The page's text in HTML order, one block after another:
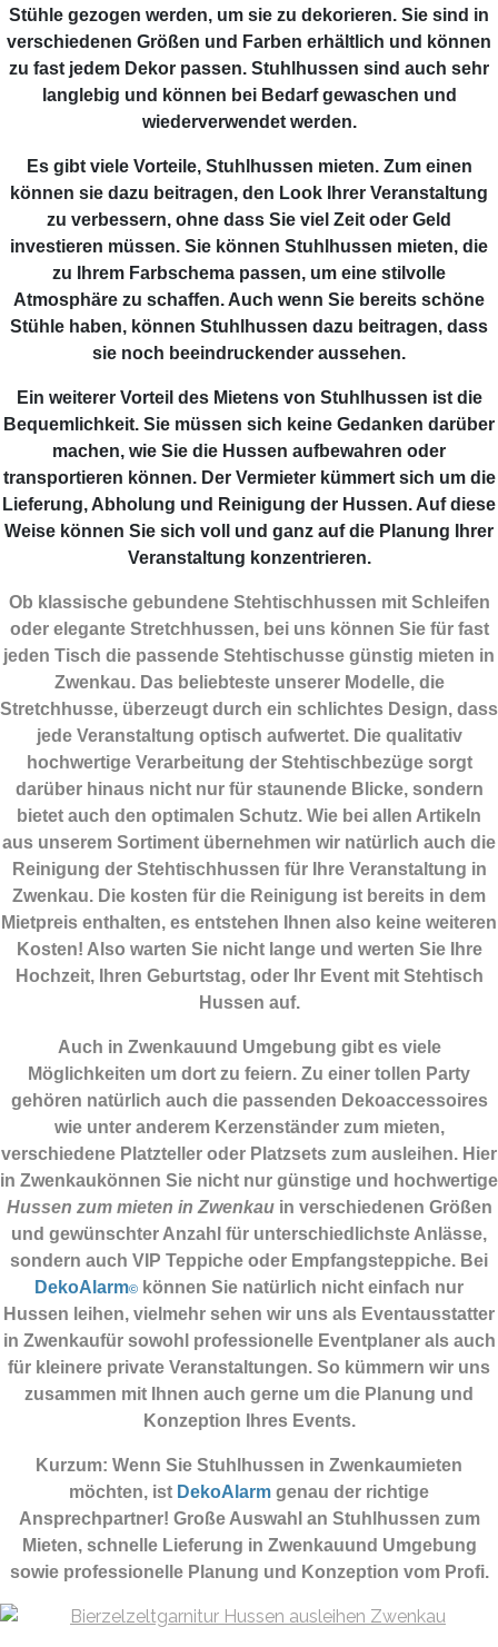
Stühle gezogen werden, um sie zu dekorieren. Sie sind in
verschiedenen Größen und Farben erhältlich und können
zu fast jedem Dekor passen. Stuhlhussen sind auch sehr
langlebig und können bei Bedarf gewaschen und
wiederverwendet werden.
Es gibt viele Vorteile, Stuhlhussen mieten. Zum einen
können sie dazu beitragen, den Look Ihrer Veranstaltung
zu verbessern, ohne dass Sie viel Zeit oder Geld
investieren müssen. Sie können Stuhlhussen mieten, die
zu Ihrem Farbschema passen, um eine stilvolle
Atmosphäre zu schaffen. Auch wenn Sie bereits schöne
Stühle haben, können Stuhlhussen dazu beitragen, dass
sie noch beeindruckender aussehen.
Ein weiterer Vorteil des Mietens von Stuhlhussen ist die
Bequemlichkeit. Sie müssen sich keine Gedanken darüber
machen, wie Sie die Hussen aufbewahren oder
transportieren können. Der Vermieter kümmert sich um die
Lieferung, Abholung und Reinigung der Hussen. Auf diese
Weise können Sie sich voll und ganz auf die Planung Ihrer
Veranstaltung konzentrieren.
Ob klassische gebundene Stehtischhussen mit Schleifen
oder elegante Stretchhussen, bei uns können Sie für fast
jeden Tisch die passende Stehtischusse günstig mieten in
Zwenkau. Das beliebteste unserer Modelle, die
Stretchhusse, überzeugt durch ein schlichtes Design, dass
jede Veranstaltung optisch aufwertet. Die qualitativ
hochwertige Verarbeitung der Stehtischbezüge sorgt
darüber hinaus nicht nur für staunende Blicke, sondern
bietet auch den optimalen Schutz. Wie bei allen Artikeln
aus unserem Sortiment übernehmen wir natürlich auch die
Reinigung der Stehtischhussen für Ihre Veranstaltung in
Zwenkau. Die kosten für die Reinigung ist bereits in dem
Mietpreis enthalten, es entstehen Ihnen also keine weiteren
Kosten! Also warten Sie nicht lange und werten Sie Ihre
Hochzeit, Ihren Geburtstag, oder Ihr Event mit Stehtisch
Hussen auf.
Auch in Zwenkauund Umgebung gibt es viele
Möglichkeiten um dort zu feiern. Zu einer tollen Party
gehören natürlich auch die passenden Dekoaccessoires
wie unter anderem Kerzenständer zum mieten,
verschiedene Platzteller oder Platzsets zum ausleihen. Hier
in Zwenkaukönnen Sie nicht nur günstige und hochwertige
Hussen zum mieten in Zwenkauin verschiedenen Größen
und gewünschter Anzahl für unterschiedlichste Anlässe,
sondern auch VIP Teppiche oder Empfangsteppiche. Bei
DekoAlarm© können Sie natürlich nicht einfach nur
Hussen leihen, vielmehr sehen wir uns als Eventausstatter
in Zwenkaufür sowohl professionelle Eventplaner als auch
für kleinere private Veranstaltungen. So kümmern wir uns
zusammen mit Ihnen auch gerne um die Planung und
Konzeption Ihres Events.
Kurzum: Wenn Sie Stuhlhussen in Zwenkaumieten
möchten, ist DekoAlarm genau der richtige
Ansprechpartner! Große Auswahl an Stuhlhussen zum
Mieten, schnelle Lieferung in Zwenkauund Umgebung
sowie professionelle Planung und Konzeption vom Profi.